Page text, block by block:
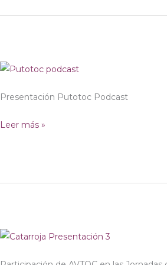
Presentación Putotoc Podcast
Presentación
«PUTO
Leer más »
Jornadas